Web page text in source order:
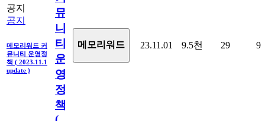
공지
공지
메모리워드 커
뮤니티 운영정
책 ( 2023.11.1
update )
뮤
니
티
운
영
정
책
메모리워드 23.11.01 9.5천 29 9